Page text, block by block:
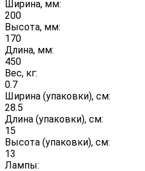
Ширина, мм:
200
Высота, мм:
170
Длина, мм:
450
Вес, кг:
0.7
Ширина (упаковки), см:
28.5
Длина (упаковки), см:
15
Высота (упаковки), см:
13
Лампы: